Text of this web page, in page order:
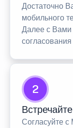
Достаточно
мобильного
Далее с Вами
2
Согласуйте